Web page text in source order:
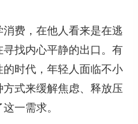
费，在他人看来是在逃
找内心平静的出口。有
时代，年轻人面临不小
式来缓解焦虑、释放压
一需求。